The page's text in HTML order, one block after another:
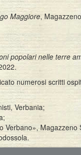
Maggiore,
popolari nelle terre
numerosi scritti
Verbania;